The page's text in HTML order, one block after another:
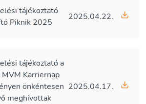
tájékoztató
Piknik 2025
2025.04.22.
tájékoztató a
Karriernap
önkéntesen
meghívottak
2025.04.17.